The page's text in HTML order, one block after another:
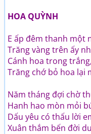
HOA QUỲNH
E ấp đêm thanh một
Trăng vàng trên ấy
Cánh hoa trong
Trăng chớ bỏ hoa lại
Năm tháng đợi chờ
Hanh hao mòn mỏi
Dấu yêu có thấu lời
Xuân thắm bến đời